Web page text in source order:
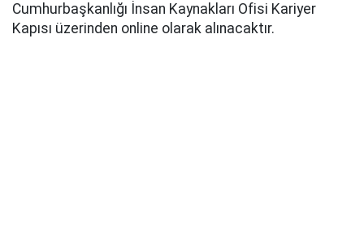
Cumhurbaşkanlığı İnsan Kaynakları Ofisi Kariyer
Kapısı üzerinden online olarak alınacaktır.